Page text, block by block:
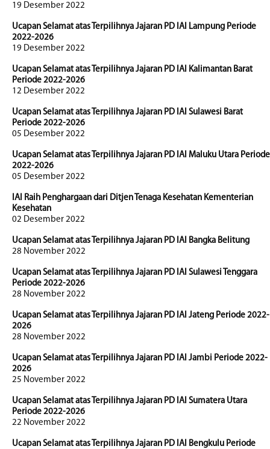
19 Desember 2022
Ucapan Selamat atas Terpilihnya Jajaran PD IAI Lampung Periode
2022-2026
19 Desember 2022
Ucapan Selamat atas Terpilihnya Jajaran PD IAI Kalimantan Barat
Periode 2022-2026
12 Desember 2022
Ucapan Selamat atas Terpilihnya Jajaran PD IAI Sulawesi Barat
Periode 2022-2026
05 Desember 2022
Ucapan Selamat atas Terpilihnya Jajaran PD IAI Maluku Utara Periode
2022-2026
05 Desember 2022
IAI Raih Penghargaan dari Ditjen Tenaga Kesehatan Kementerian
Kesehatan
02 Desember 2022
Ucapan Selamat atas Terpilihnya Jajaran PD IAI Bangka Belitung
28 November 2022
Ucapan Selamat atas Terpilihnya Jajaran PD IAI Sulawesi Tenggara
Periode 2022-2026
28 November 2022
Ucapan Selamat atas Terpilihnya Jajaran PD IAI Jateng Periode 2022-
2026
28 November 2022
Ucapan Selamat atas Terpilihnya Jajaran PD IAI Jambi Periode 2022-
2026
25 November 2022
Ucapan Selamat atas Terpilihnya Jajaran PD IAI Sumatera Utara
Periode 2022-2026
22 November 2022
Ucapan Selamat atas Terpilihnya Jajaran PD IAI Bengkulu Periode